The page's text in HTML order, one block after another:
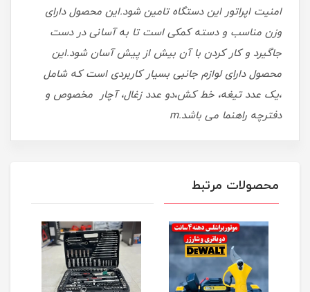
امنیت اپراتور این دستگاه تامین شود.این محصول دارای
وزن مناسب و دسته کمکی است تا به آسانی در دست
جاگیرد و کار کردن با آن بیش از پیش آسان شود.این
محصول دارای لوازم جانبی بسیار کاربردی است که شامل
،یک عدد تیغه، خط کش،دو عدد زغال، آچار مخصوص و
دفترچه راهنما می باشد.m
محصولات مرتبط